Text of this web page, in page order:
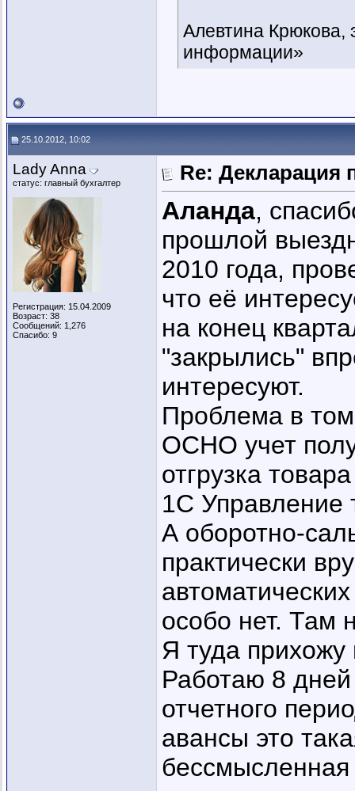
Алевтина Крюкова,
информации»
25.10.2012, 10:02
Lady Anna
статус: главный бухгалтер
Регистрация: 15.04.2009
Возраст: 38
Сообщений: 1,276
Спасибо: 9
Re:
Аланда,
прошлой
2010 года,
что её
на конец
"закрылись"
интересуют.
Проблема в
ОСНО учет
отгрузка
1С Управление
А оборотно-
практически
особо нет. Там
Я туда
Работаю 8 дней
отчетного
авансы это
бессмысленная